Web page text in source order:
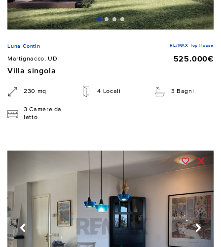
Luna Contin RE/MAX Top House
Martignacco, UD
525.000€
Villa singola
230 mq 4 Locali 3 Bagni
3 Camere da
letto